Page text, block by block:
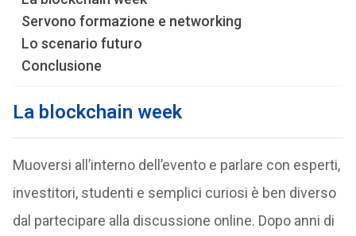
Servono formazione e networking
Lo scenario futuro
Conclusione
La blockchain week
Muoversi all’interno dell’evento e parlare con esperti,
investitori, studenti e semplici curiosi è ben diverso
dal partecipare alla discussione online. Dopo anni di